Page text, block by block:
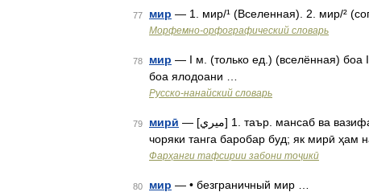
77 мир — 1. мир/¹ (Вселенная). 2. мир/²
Морфемно-орфографический словарь
78 мир — I м. (только ед.) (вселённая) боа
боа ялодоани …
Русско-нанайский словарь
79 мирӣ — [ميري] 1. таър. мансаб ва вазифаи мир 2. кҳн. воҳиди пули майдаи Осиёи Миёна, ки ба
чоряки танга баробар буд; як мирӣ ҳам
Фарҳанги тафсирии забони тоҷикӣ
80 мир — • безграничный мир …